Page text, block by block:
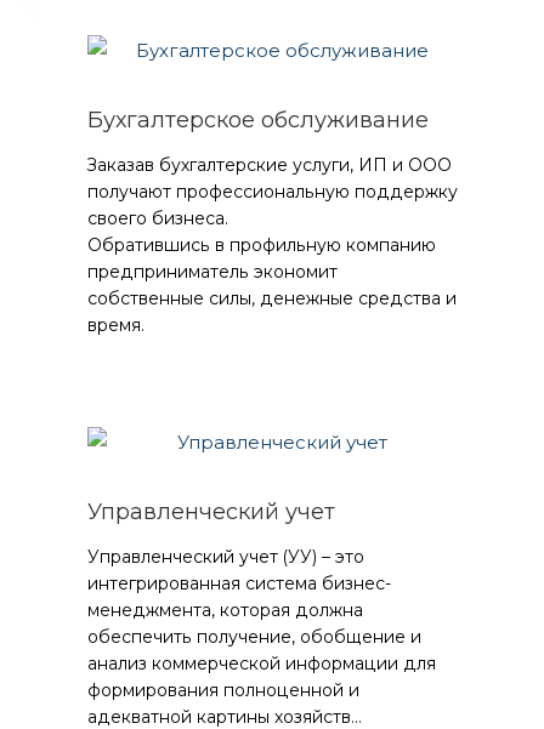
Бухгалтерское обслуживание
Заказав бухгалтерские услуги, ИП и ООО
получают профессиональную поддержку
своего бизнеса.
Обратившись в профильную компанию
предприниматель экономит
собственные силы, денежные средства и
время.
Управленческий учет
Управленческий учет (УУ) – это
интегрированная система бизнес-
менеджмента, которая должна
обеспечить получение, обобщение и
анализ коммерческой информации для
формирования полноценной и
адекватной картины хозяйств...